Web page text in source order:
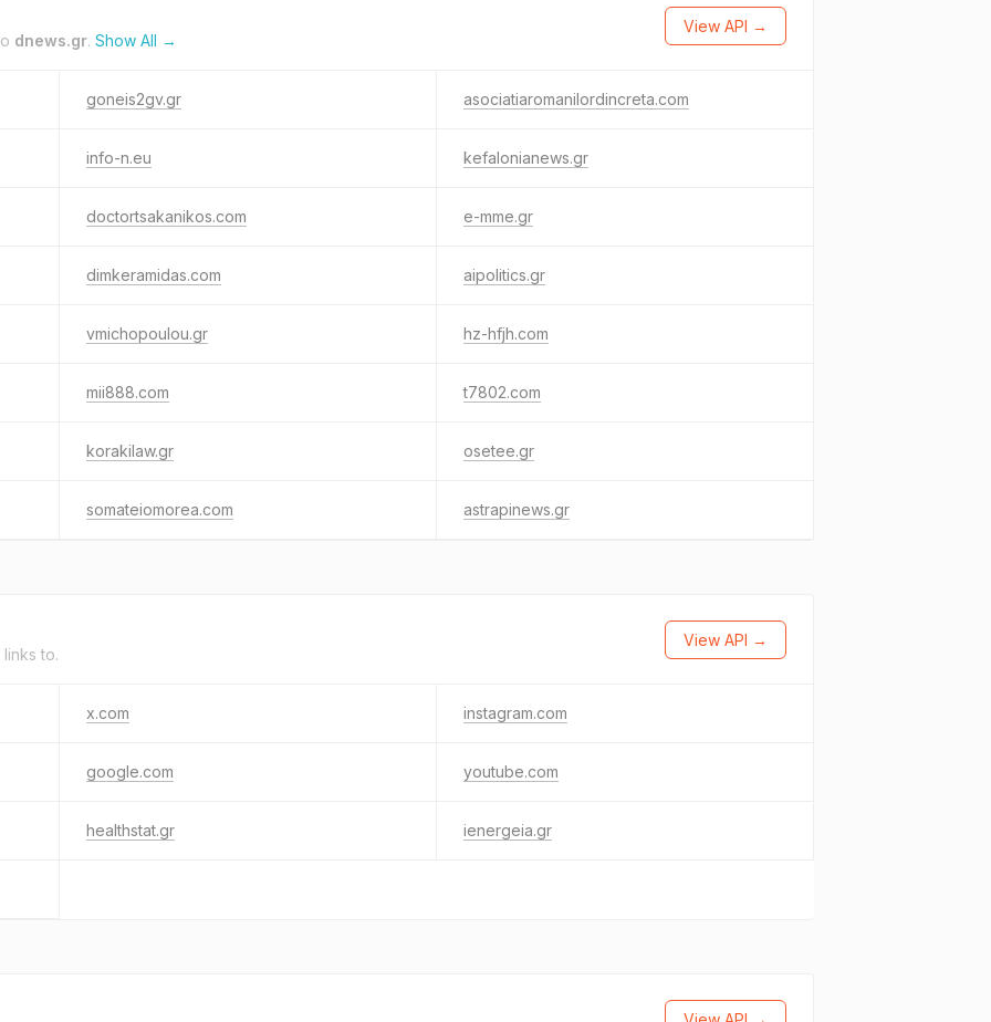
dnews.gr. Show All →
View API →
goneis2gv.gr asociatiaromanilordincreta.com
info-n.eu kefalonianews.gr
doctortsakanikos.com e-mme.gr
dimkeramidas.com aipolitics.gr
vmichopoulou.gr hz-hfjh.com
mii888.com t7802.com
korakilaw.gr osetee.gr
somateiomorea.com astrapinews.gr
links to.
View API →
x.com instagram.com
google.com youtube.com
healthstat.gr ienergeia.gr